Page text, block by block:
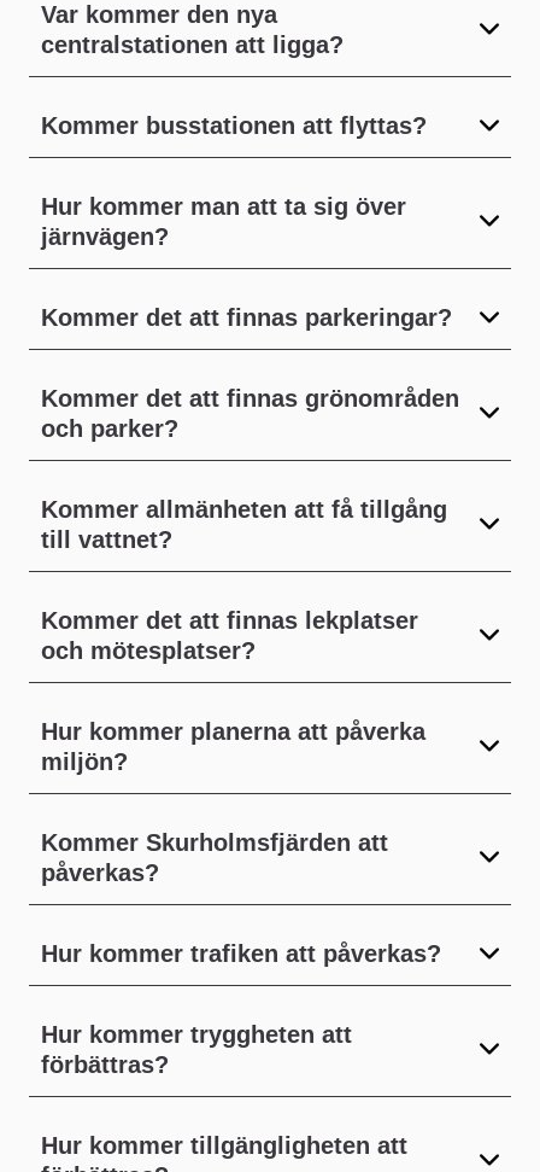
Var kommer den nya
centralstationen att ligga?
Kommer busstationen att flyttas?
Hur kommer man att ta sig över
järnvägen?
Kommer det att finnas parkeringar?
Kommer det att finnas grönområden
och parker?
Kommer allmänheten att få tillgång
till vattnet?
Kommer det att finnas lekplatser
och mötesplatser?
Hur kommer planerna att påverka
miljön?
Kommer Skurholmsfjärden att
påverkas?
Hur kommer trafiken att påverkas?
Hur kommer tryggheten att
förbättras?
Hur kommer tillgängligheten att